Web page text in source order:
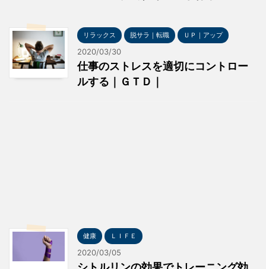
リラックス 脱サラ｜転職 ＵＰ｜アップ
2020/03/30
仕事のストレスを適切にコントロー
ルする｜ＧＴＤ｜
健康 ＬＩＦＥ
2020/03/05